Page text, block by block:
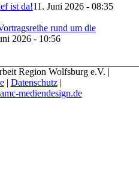
ist da!11. Juni 2026 - 08:35
rund um die
2026 - 10:56
Region Wolfsburg e.V. |
| Datenschutz|
mediendesign.de